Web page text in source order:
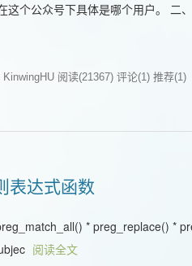
这个公众号下具体是哪个用户。 二
KinwingHU 阅读(21367) 评论(1) 推荐(1)
表达式函数
* preg_replace() *
阅读全文